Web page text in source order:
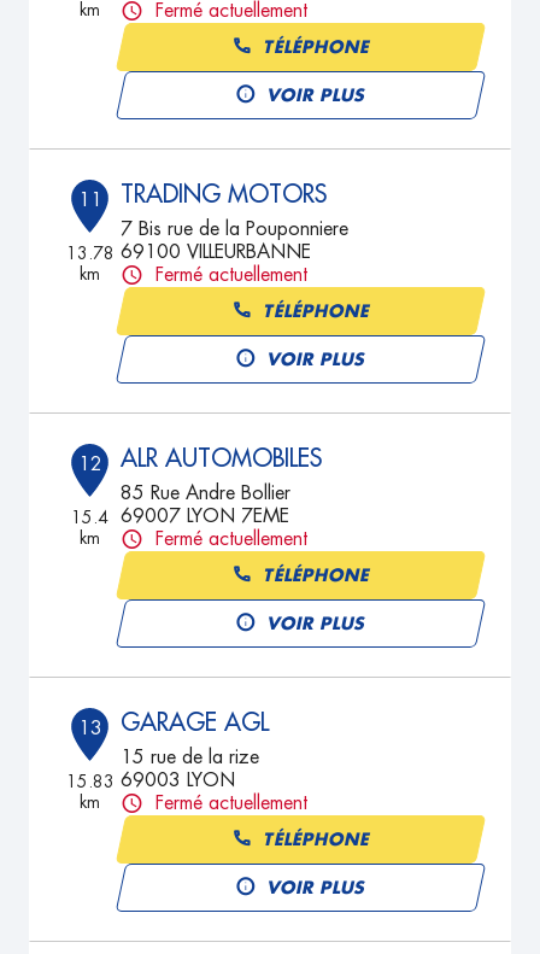
km
Fermé actuellement
TÉLÉPHONE
VOIR PLUS
11
13.78
km
TRADING MOTORS
7 Bis rue de la Pouponniere
69100 VILLEURBANNE
Fermé actuellement
TÉLÉPHONE
VOIR PLUS
12
15.4
km
ALR AUTOMOBILES
85 Rue Andre Bollier
69007 LYON 7EME
Fermé actuellement
TÉLÉPHONE
VOIR PLUS
13
15.83
km
GARAGE AGL
15 rue de la rize
69003 LYON
Fermé actuellement
TÉLÉPHONE
VOIR PLUS